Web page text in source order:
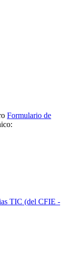
Formulario de
TIC (del CFIE -